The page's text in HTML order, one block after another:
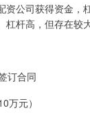
资公司获得资金，
杆高，但存在较大
订合同
万元）